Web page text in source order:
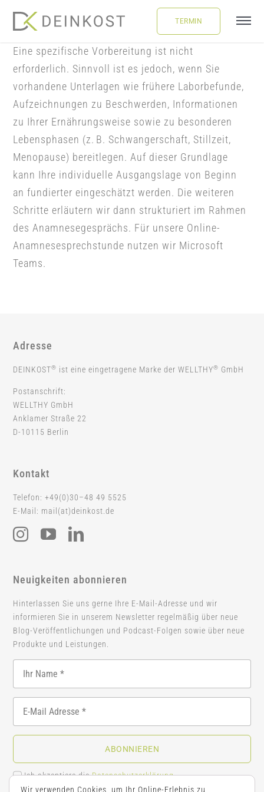
ÜBER UNS
LEISTUNGEN
FAQ
BLOG
BUCHUNG
TERMIN
Eine spezifische Vorbereitung ist nicht
erforderlich. Sinnvoll ist es jedoch, wenn Sie
vorhandene Unterlagen wie frühere Laborbefunde,
Aufzeichnungen zu Beschwerden, Informationen
zu Ihrer Ernährungsweise sowie zu besonderen
Lebensphasen (z. B. Schwangerschaft, Stillzeit,
Menopause) bereitlegen. Auf dieser Grundlage
kann Ihre individuelle Ausgangslage von Beginn
an fundierter eingeschätzt werden. Die weiteren
Schritte erläutern wir dann strukturiert im Rahmen
des Anamnesegesprächs. Für unsere Online-
Anamnesesprechstunde nutzen wir Microsoft
Teams.
Adresse
DEINKOST® ist eine eingetragene Marke der WELLTHY® GmbH
Postanschrift:
WELLTHY GmbH
Anklamer Straße 22
D-10115 Berlin
Kontakt
Telefon: +49(0)30–48 49 5525
E-Mail: mail(at)deinkost.de
Neuigkeiten abonnieren
Hinterlassen Sie uns gerne Ihre E-Mail-Adresse und wir
informieren Sie in unserem Newsletter regelmäßig über neue
Blog-Veröffentlichungen und Podcast-Folgen sowie über neue
Produkte und Leistungen.
ABONNIEREN
Ich akzeptiere dieDatenschutzerklärung.
Wir verwenden Cookies, um Ihr Online-Erlebnis zu